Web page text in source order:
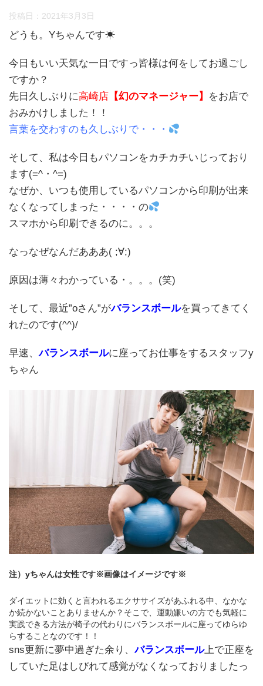
投稿日： 2021年3月3日
どうも。Yちゃんです☀
今日もいい天気な一日ですっ皆様は何をしてお過ごし
ですか？
先日久しぶりに高崎店 【幻のマネージャー】
をお店で
おみかけしました！！
言葉を交わすのも久しぶりで・・・
そして、私は今日もパソコンをカチカチいじっており
ます(=^・^=)
なぜか、いつも使用しているパソコンから印刷が出来
なくなってしまった・・・・の
スマホから印刷できるのに。。。
なっなぜなんだあああ( ;∀;)
原因は薄々わかっている・。。。(笑)
そして、最近”oさん”がバランスボールを買ってきてく
れたのです(^^)/
早速、バランスボールに座ってお仕事をするスタッフy
ちゃん
注）yちゃんは女性です※画像はイメージです※
ダイエットに効くと言われるエクササイズがあふれる中、なかな
か続かないことありませんか？そこで、運動嫌いの方でも気軽に
実践できる方法が椅子の代わりにバランスボールに座ってゆらゆ
らすることなのです！！
sns更新に夢中過ぎた余り、バランスボール上で正座を
していた足はしびれて感覚がなくなっておりましたっ